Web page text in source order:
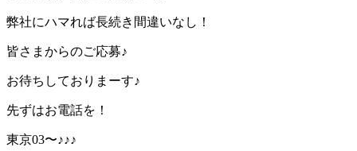
弊社にハマれば長続き間違いなし！
皆さまからのご応募♪
お待ちしておりまーす♪
先ずはお電話を！
東京03〜♪♪♪